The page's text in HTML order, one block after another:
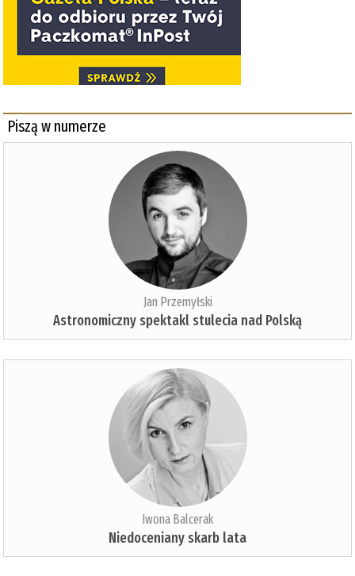
Piszą w numerze
Jan Przemyłski
Astronomiczny spektakl stulecia nad Polską
Iwona Balcerak
Niedoceniany skarb lata